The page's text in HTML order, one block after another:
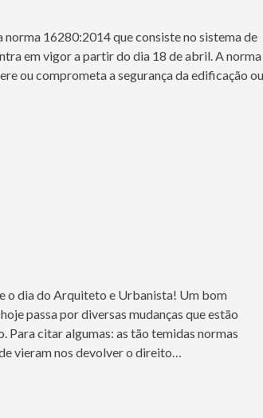
16280:2014 que consiste no sistema de
em vigor a partir do dia 18 de abril. A norma
ou comprometa a segurança da edificação ou
o dia do Arquiteto e Urbanista! Um bom
passa por diversas mudanças que estão
Para citar algumas: as tão temidas normas
vieram nos devolver o direito…